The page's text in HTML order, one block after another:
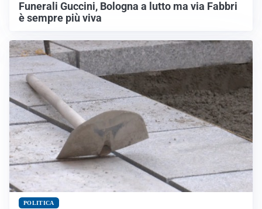
Funerali Guccini, Bologna a lutto ma via Fabbri
è sempre più viva
POLITICA